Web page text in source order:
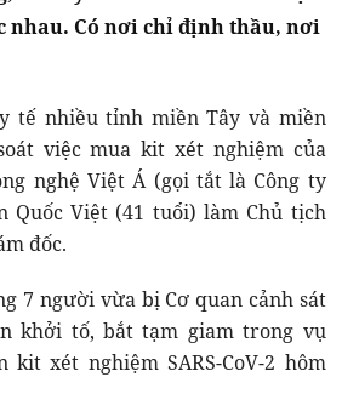
nhau. Có nơi chỉ định thầu, nơi
tế nhiều tỉnh miền Tây và miền
việc mua kit xét nghiệm của
nghệ Việt Á (gọi tắt là Công ty
Quốc Việt (41 tuổi) làm Chủ tịch
đốc.
7 người vừa bị Cơ quan cảnh sát
khởi tố, bắt tạm giam trong vụ
kit xét nghiệm SARS-CoV-2 hôm